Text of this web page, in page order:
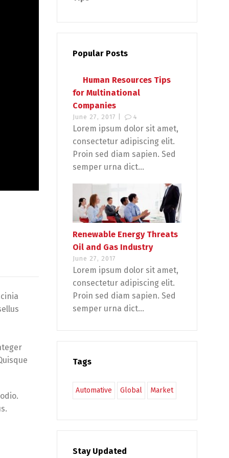
Popular Posts
Human Resources Tips
for Multinational
Companies
June 27, 2017 | 4
Lorem ipsum dolor sit amet,
consectetur adipiscing elit.
Proin sed diam sapien. Sed
semper urna dict...
Renewable Energy Threats
Oil and Gas Industry
June 27, 2017
Lorem ipsum dolor sit amet,
consectetur adipiscing elit.
Proin sed diam sapien. Sed
semper urna dict...
Tags
Automative Global Market
Stay Updated